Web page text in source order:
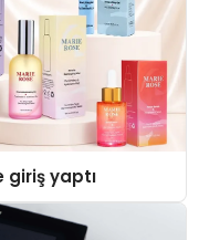
giriş yaptı